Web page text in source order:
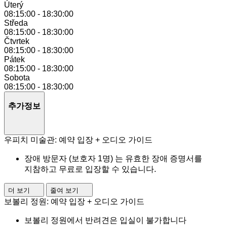
Úterý
08:15:00 - 18:30:00
Středa
08:15:00 - 18:30:00
Čtvrtek
08:15:00 - 18:30:00
Pátek
08:15:00 - 18:30:00
Sobota
08:15:00 - 18:30:00
추가정보
우피치 미술관: 예약 입장 + 오디오 가이드
장애 방문자 (보호자 1명) 는 유효한 장애 증명서를
지참하고 무료로 입장할 수 있습니다.
더 보기 줄여 보기
보볼리 정원: 예약 입장 + 오디오 가이드
보볼리 정원에서 반려견은 입실이 불가합니다